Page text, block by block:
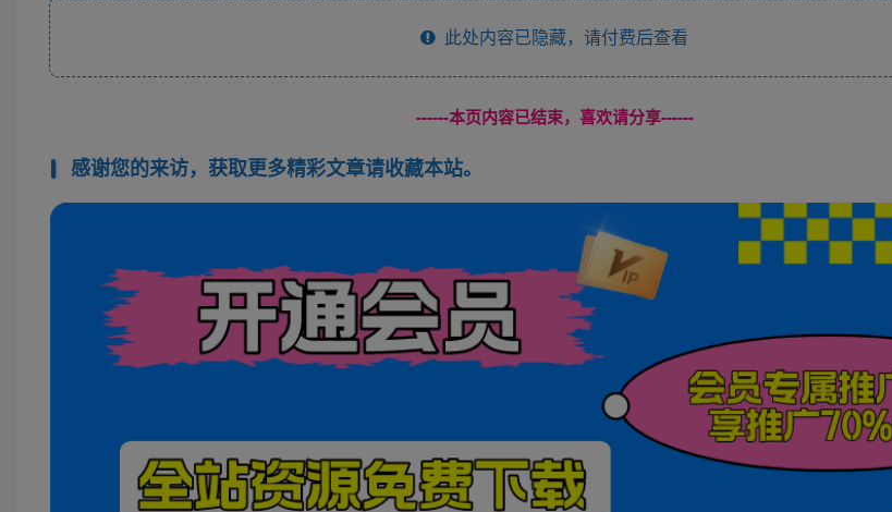
此处内容已隐藏，请付费后查看
------本页内容已结束，喜欢请分享------
感谢您的来访，获取更多精彩文章请收藏本站。